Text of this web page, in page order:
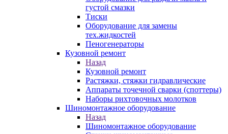
густой смазки
Тиски
Оборудование для замены
тех.жидкостей
Пеногенераторы
Кузовной ремонт
Назад
Кузовной ремонт
Растяжки, стяжки гидравлические
Аппараты точечной сварки (споттеры)
Наборы рихтовочных молотков
Шиномонтажное оборудование
Назад
Шиномонтажное оборудование